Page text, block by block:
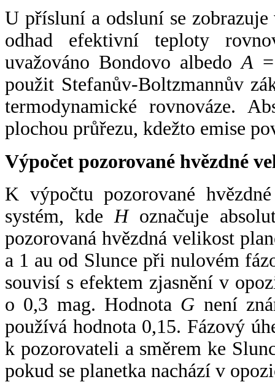
U přísluní a odsluní se
odhad efektivní teploty
uvažováno Bondovo albedoA
použit Stefanův-Boltzmannův
termodynamické rovnováze.
plochou průřezu, kdežto emise
Výpočet pozorované hvězdné
K výpočtu pozorované
systém, kde Hoznačuje
pozorovaná hvězdná velikost
a 1 au od Slunce při nulovém
souvisí s efektem zjasnění v
o 0,3 mag. Hodnota G není
používá hodnota 0,15. Fázový
k pozorovateli a směrem ke
pokud se planetka nachází v